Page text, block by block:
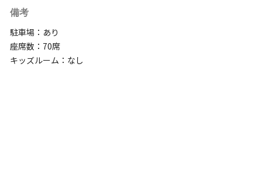
備考
駐車場：あり
座席数：70席
キッズルーム：なし